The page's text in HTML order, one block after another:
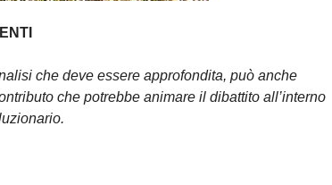
che deve essere approfondita, può anche
che potrebbe animare il dibattito all’interno